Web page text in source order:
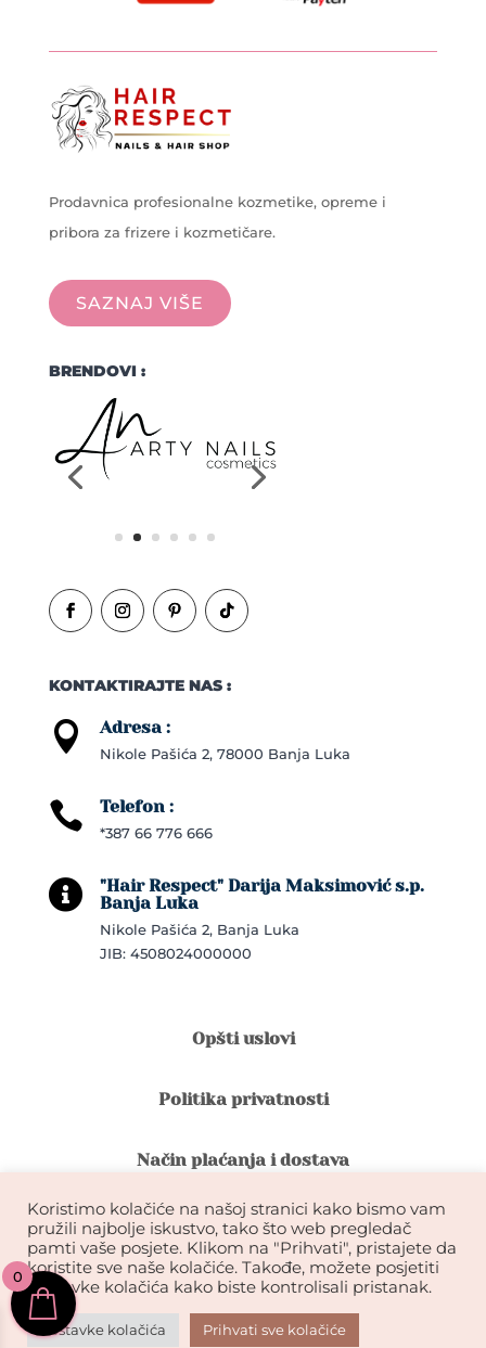
Prodavnica profesionalne kozmetike, opreme i
pribora za frizere i kozmetičare.
SAZNAJ VIŠE
BRENDOVI :
KONTAKTIRAJTE NAS :
 Adresa :
Nikole Pašića 2, 78000 Banja Luka
 Telefon :
*387 66 776 666

"Hair Respect" Darija Maksimović s.p.
Banja Luka
Nikole Pašića 2, Banja Luka
JIB: 4508024000000
Opšti uslovi
Politika privatnosti
Način plaćanja i dostava
Reklamacije i povrat robe
Garancija na kvalitet ekstenzija
Koristimo kolačiće na našoj stranici kako bismo vam
pružili najbolje iskustvo, tako što web pregledač
pamti vaše posjete. Klikom na "Prihvati", pristajete da
koristite sve naše kolačiće. Takođe, možete posjetiti
postavke kolačića kako biste kontrolisali pristanak.
Postavke kolačića Prihvati sve kolačiće
0